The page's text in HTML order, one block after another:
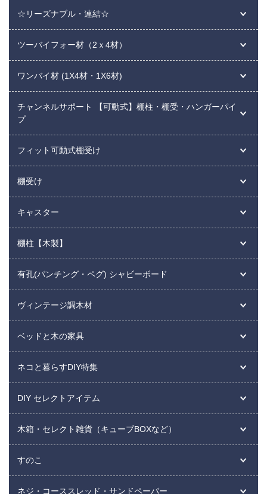
☆リーズナブル・連結☆
ツーバイフォー材（2ｘ4材）
ワンバイ材 (1X4材・1X6材)
チャンネルサポート 【可動式】棚柱・棚受・ハンガーパイ
プ
フィット可動式棚受け
棚受け
キャスター
棚柱【木製】
有孔(パンチング・ペグ) シャビーボード
ヴィンテージ調木材
ベッドと木の家具
ネコと暮らすDIY特集
DIY セレクトアイテム
木箱・セレクト雑貨（キューブBOXなど）
すのこ
ネジ・コーススレッド・サンドペーパー